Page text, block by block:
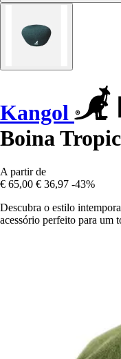
Kangol
Boina
A partir de
€ 65,00 € 36,97 -43%
Descubra o estilo
acessório perfeito para um